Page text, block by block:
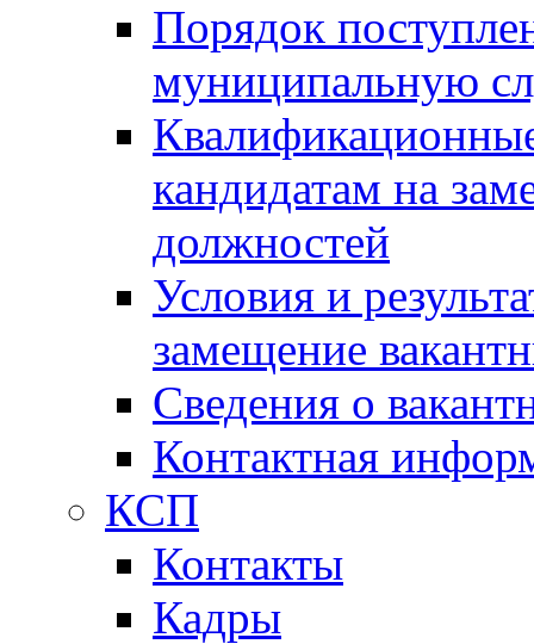
Порядок
муниципальную
кандидатам на
должностей
Условия и
замещение
Сведения о
Контактная
КСП
Контакты
Кадры